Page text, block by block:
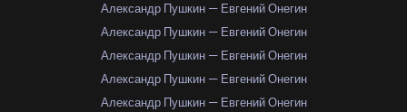
Александр Пушкин — Евгений Онегин
Александр Пушкин — Евгений Онегин
Александр Пушкин — Евгений Онегин
Александр Пушкин — Евгений Онегин
Александр Пушкин — Евгений Онегин